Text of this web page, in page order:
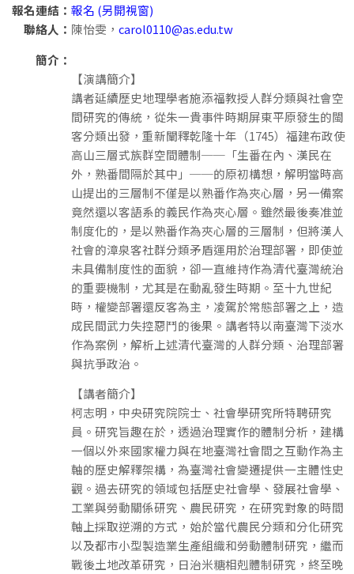
報名連結： 報名 (另開視窗)
聯絡人： 陳怡雯， carol0110@as.edu.tw
簡介：
【演講簡介】
講者延續歷史地理學者施添福教授人群分類與社會空
間研究的傳統，從朱一貴事件時期屏東平原發生的閩
客分類出發，重新闡釋乾隆十年（1745）福建布政使
高山三層式族群空間體制──「生番在內、漢民在
外，熟番間隔於其中」──的原初構想，解明當時高
山提出的三層制不僅是以熟番作為夾心層，另一備案
竟然還以客語系的義民作為夾心層。雖然最後奏准並
制度化的，是以熟番作為夾心層的三層制，但將漢人
社會的漳泉客社群分類矛盾運用於治理部署，即使並
未具備制度性的面貌，卻一直維持作為清代臺灣統治
的重要機制，尤其是在動亂發生時期。至十九世紀
時，權變部署還反客為主，凌駕於常態部署之上，造
成民間武力失控惡鬥的後果。講者特以南臺灣下淡水
作為案例，解析上述清代臺灣的人群分類、治理部署
與抗爭政治。
【講者簡介】
柯志明，中央研究院院士、社會學研究所特聘研究
員。研究旨趣在於，透過治理實作的體制分析，建構
一個以外來國家權力與在地臺灣社會間之互動作為主
軸的歷史解釋架構，為臺灣社會變遷提供一主體性史
觀。過去研究的領域包括歷史社會學、發展社會學、
工業與勞動關係研究、農民研究，在研究對象的時間
軸上採取逆溯的方式，始於當代農民分類和分化研究
以及都市小型製造業生產組織和勞動體制研究，繼而
戰後土地改革研究，日治米糖相剋體制研究，終至晚